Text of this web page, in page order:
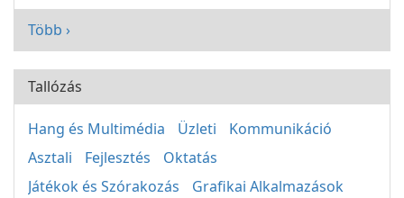
Több ›
Tallózás
Hang és Multimédia Üzleti
Kommunikáció
Asztali
Fejlesztés
Oktatás
Játékok és Szórakozás
Grafikai Alkalmazások